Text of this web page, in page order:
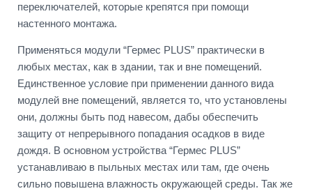
переключателей, которые крепятся при помощи
настенного монтажа.
Применяться модули “Гермес PLUS” практически в
любых местах, как в здании, так и вне помещений.
Единственное условие при применении данного вида
модулей вне помещений, является то, что установлены
они, должны быть под навесом, дабы обеспечить
защиту от непрерывного попадания осадков в виде
дождя. В основном устройства “Гермес PLUS”
устанавливаю в пыльных местах или там, где очень
сильно повышена влажность окружающей среды. Так же